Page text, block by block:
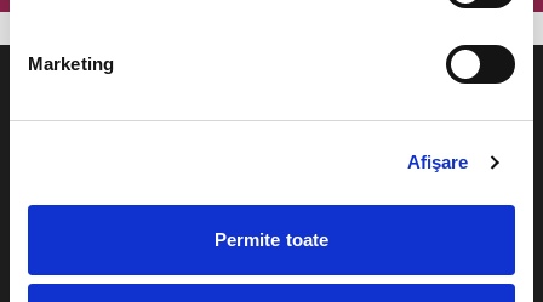
Marketing
Afişare
Permite toate
Concerte si